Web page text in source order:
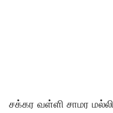
சக்கர வள்ளி சாமர மல்லி